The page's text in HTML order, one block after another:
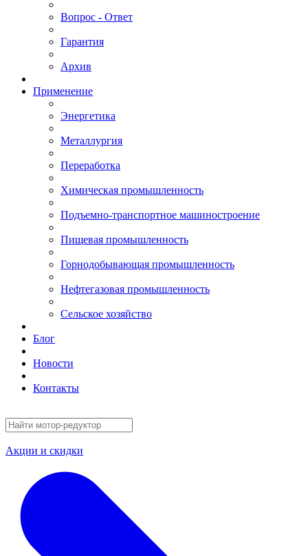
Вопрос - Ответ
Гарантия
Архив
Применение
Энергетика
Металлургия
Переработка
Химическая промышленность
Подъемно-транспортное машиностроение
Пищевая промышленность
Горнодобывающая промышленность
Нефтегазовая промышленность
Сельское хозяйство
Блог
Новости
Контакты
Акции и скидки